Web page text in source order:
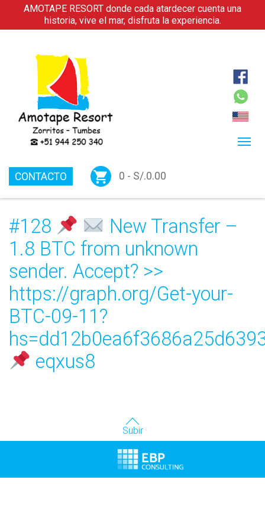
AMOTAPE RESORT donde cada atardecer cuenta una
historia, vive el mar, disfruta la experiencia.
CONTACTO 0 - S/.0.00
#128
New Transfer –
1.8 BTC from unknown
sender. Accept? >>
https://graph.org/Get-your-
BTC-09-11?
eqxus8
Subir